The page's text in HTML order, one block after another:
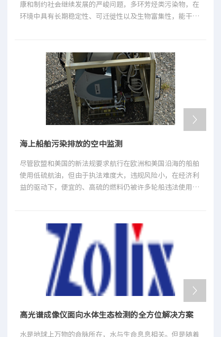
康和制约社会继续发展的严峻问题，多环芳烃类污染物，在
环境中具有长期稳定性、可迁徙性以及生物富集性，能干扰
spectroscopy, SERS)作为一种强有力的原位分析技术，不
仅可以像拉曼光谱一样能够提供分子结构的特征光谱，而且
还可以极大地增强被测分子的拉曼信号，通常可以增强6个
数量级以上，有时甚至可以达到14个数量级，从而达到单分
子检测。文献研究表明表面增强拉曼光谱完全可以实现对特
定环境污染物的高灵敏度定性和定量检测。过去受限于拉曼
光谱仪的发展，表面增强拉曼光谱基本上只能作为一种实验
展，拉曼光谱仪可以集成为一个小型、快速、简便的检测设
海上船舶污染排放的空中监测
尽管欧盟和美国的新法规要求航行在欧洲和美国沿海的船舶
使用低硫航油，但由于执法难度大，违规风险小，在经济利
益的驱动下，便宜的、高硫的燃料仍被许多轮船违法使用。
度实时监控船舶污染。
高光谱成像仪面向水体生态检测的全方位解决方案
水是地球上万物的命脉所在，水与生命息息相关。但是随着